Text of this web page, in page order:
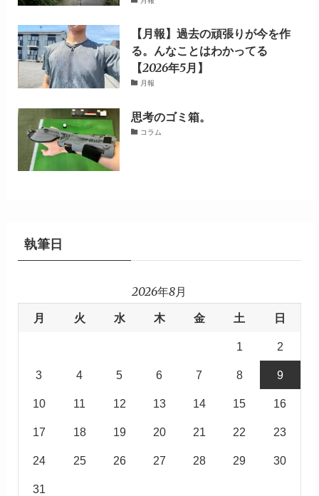
【月報】過去の頑張りが今を作
る。んなことはわかってる
【2026年5月】
月報
思考のゴミ箱。
コラム
執筆日
2026年8月
月
火 水 木 金 土 日
1 2
3 4 5 6 7 8 9
10 11 12 13 14 15 16
17 18 19 20 21 22 23
24 25 26 27 28 29 30
31